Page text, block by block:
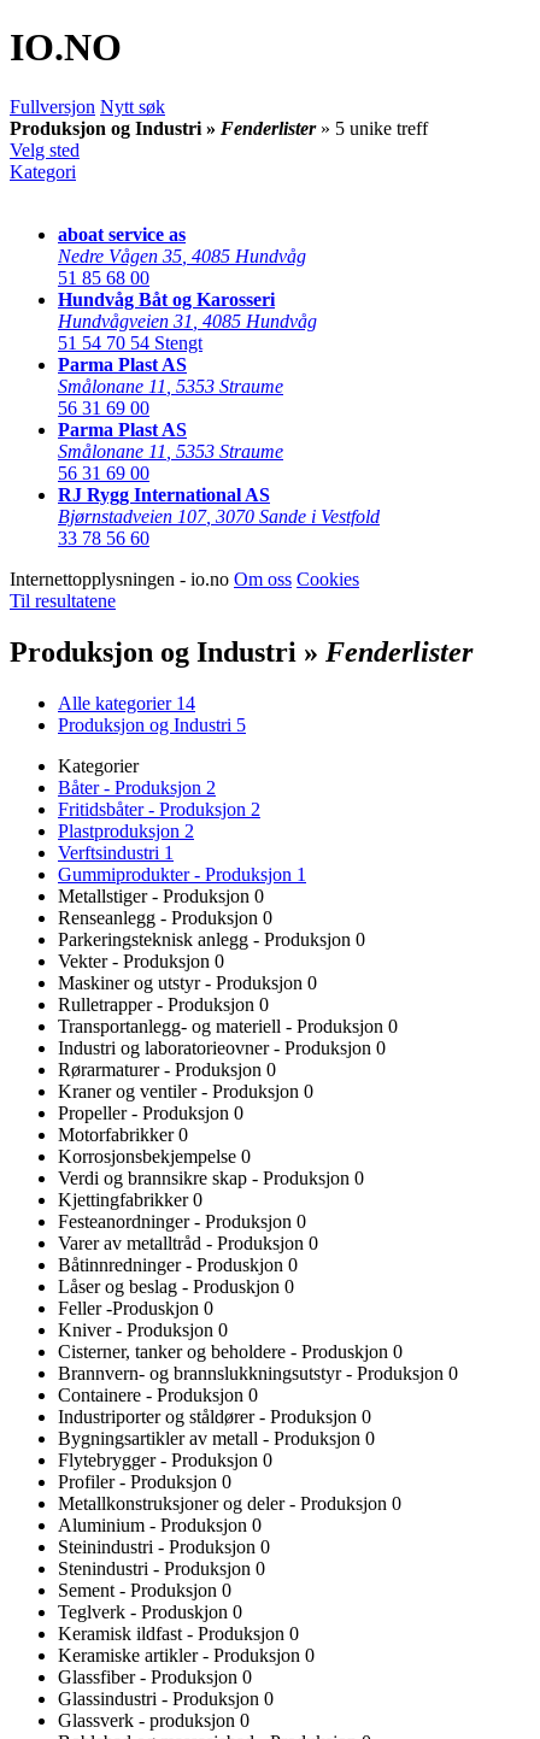
IO.NO
Fullversjon Nytt søk
Produksjon og Industri » Fenderlister » 5 unike treff
Velg sted
Kategori
aboat service as
Nedre Vågen 35 4085 Hundvåg
51 85 68 00
Hundvåg Båt og Karosseri
Hundvågveien 31 4085 Hundvåg
51 54 70 54 Stengt
Parma Plast AS
Smålonane 11 5353 Straume
56 31 69 00
Parma Plast AS
Smålonane 11 5353 Straume
56 31 69 00
RJ Rygg International AS
Bjørnstadveien 107, 3070 Sande i Vestfold
33 78 56 60
Internettopplysningen - io.no Om oss Cookies
Til resultatene
Produksjon og Industri » Fenderlister
Alle kategorier 14
Produksjon og Industri 5
Kategorier
Båter - Produksjon 2
Fritidsbåter - Produksjon 2
Plastproduksjon 2
Verftsindustri 1
Gummiprodukter - Produksjon 1
Metallstiger - Produksjon 0
Renseanlegg - Produksjon 0
Parkeringsteknisk anlegg - Produksjon 0
Vekter - Produksjon 0
Maskiner og utstyr - Produksjon 0
Rulletrapper - Produksjon 0
Transportanlegg- og materiell - Produksjon 0
Industri og laboratorieovner - Produksjon 0
Rørarmaturer - Produksjon 0
Kraner og ventiler - Produksjon 0
Propeller - Produksjon 0
Motorfabrikker0
Korrosjonsbekjempelse 0
Verdi og brannsikre skap - Produksjon 0
Kjettingfabrikker0
Festeanordninger - Produksjon 0
Varer av metalltråd - Produksjon 0
Båtinnredninger - Produskjon 0
Låser og beslag - Produskjon 0
Feller -Produskjon 0
Kniver - Produksjon 0
Cisterner, tanker og beholdere - Produskjon 0
Brannvern- og brannslukkningsutstyr - Produksjon 0
Containere - Produksjon 0
Industriporter og ståldører - Produksjon 0
Bygningsartikler av metall - Produksjon 0
Flytebrygger - Produksjon 0
Profiler - Produksjon 0
Metallkonstruksjoner og deler - Produksjon 0
Aluminium - Produksjon 0
Steinindustri - Produksjon 0
Stenindustri - Produksjon 0
Sement - Produksjon 0
Teglverk - Produskjon 0
Keramisk ildfast - Produksjon 0
Keramiske artikler - Produksjon 0
Glassfiber - Produksjon 0
Glassindustri - Produksjon 0
Glassverk - produksjon 0